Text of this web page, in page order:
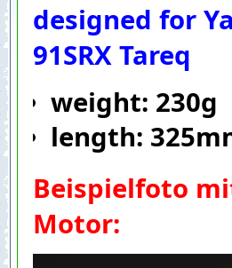
designed for
91SRX Tareq
weight: 230g
length:
Beispielfoto
Motor: